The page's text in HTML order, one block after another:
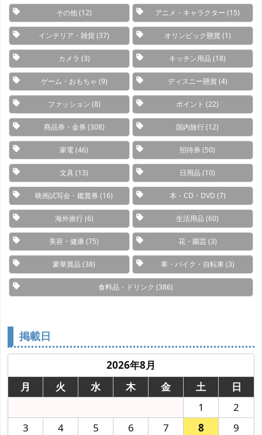
その他(12) アニメ・キャラクター (15)
インテリア・雑貨(37) オリンピック懸賞(1)
カメラ (3) キッチン用品 (18)
ゲーム・おもちゃ (9) ディスニー懸賞(4)
ファッション (8) ポイント (22)
商品券・金券 (308) 国内旅行(12)
家電(46) 招待券 (50)
文具 (13) 日用品 (10)
映画試写会・鑑賞券 (16) 本・CD・DVD (7)
海外旅行(6) 生活用品 (60)
美容・健康(75) 花・園芸(3)
豪華賞品 (38) 車・バイク・自転車(3)
食料品・ドリンク (386)
掲載日
2026年8月
月
火 水 木 金 土
日
1
2
3
4 5 6 7 8
9